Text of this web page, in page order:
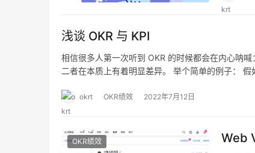
浅谈 OKR 与 KPI
相信很多人第一次听到 OKR 的时候都会在内心呐
二者在本质上有着明显差异。 举个简单的例子：
okrt OKR绩效 2022年7月12日
OKR绩效